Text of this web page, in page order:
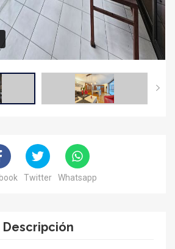
Twitter Whatsapp
Descripción